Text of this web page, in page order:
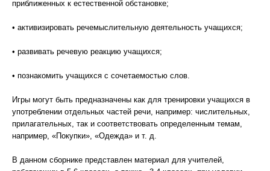
приближенных к естественной обстановке;
• активизировать речемыслительную деятельность учащихся;
• развивать речевую реакцию учащихся;
• познакомить учащихся с сочетаемостью слов.
Игры могут быть предназначены как для тренировки учащихся в
употреблении отдельных частей речи, например: числительных,
прилагательных, так и соответствовать определенным темам,
например, «Покупки», «Одежда» и т. д.
В данном сборнике представлен материал для учителей,